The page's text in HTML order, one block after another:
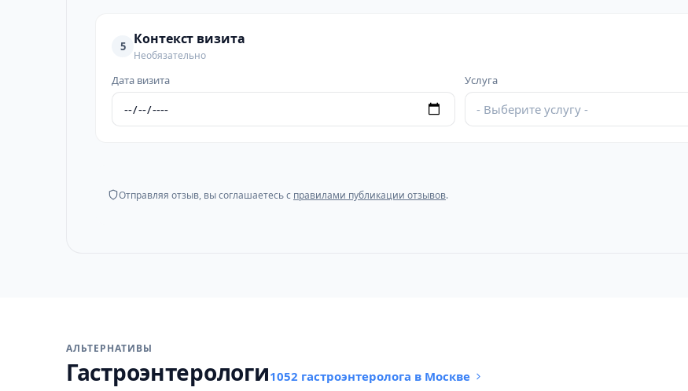
5 Контекст визита
Необязательно
Дата визита Услуга
- Выберите услугу -
Отправляя отзыв, вы соглашаетесь с правилами публикации отзывов.
АЛЬТЕРНАТИВЫ
Гастроэнтерологи1052 гастроэнтеролога в Москве